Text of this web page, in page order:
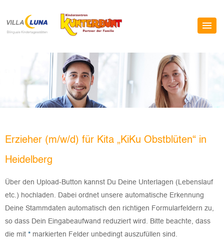
Erzieher (m/w/d) für Kita „KiKu Obstblüten“ in
Heidelberg
Über den Upload-Button kannst Du Deine Unterlagen (Lebenslauf
etc.) hochladen. Dabei ordnet unsere automatische Erkennung
Deine Stammdaten automatisch den richtigen Formularfeldern zu,
so dass Dein Eingabeaufwand reduziert wird. Bitte beachte, dass
die mit * markierten Felder unbedingt auszufüllen sind.